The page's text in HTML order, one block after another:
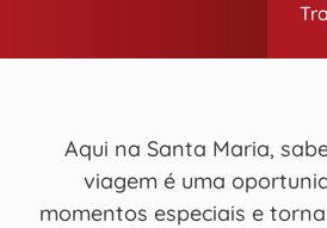
Aqui na Santa Maria,
viagem é uma
momentos especiais e